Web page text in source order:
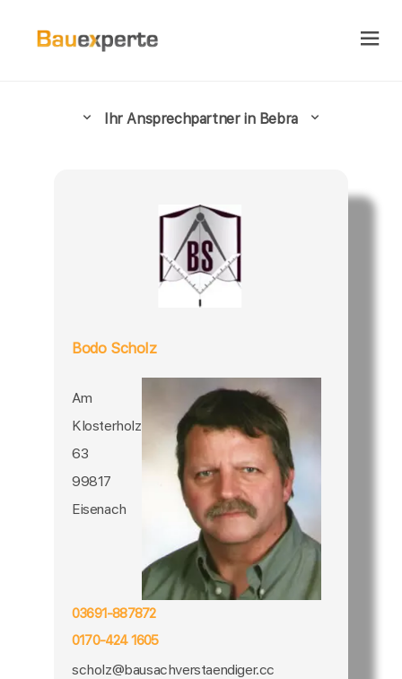
Ihr Ansprechpartner in Bebra
Bodo Scholz
Am
Klosterholz
63
99817
Eisenach
03691-887872
0170-424 1605
scholz@bausachverstaendiger.cc